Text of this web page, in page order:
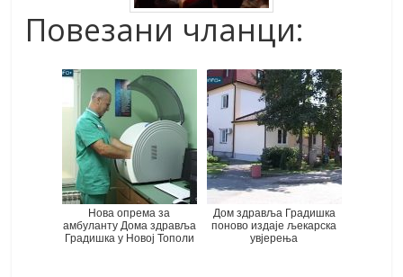
Повезани чланци:
Нова опрема за
амбуланту Дома здравља
Градишка у Новој Тополи
Дом здравља Градишка
поново издаје љекарска
увјерења